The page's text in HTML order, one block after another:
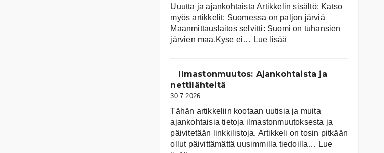
Uuutta ja ajankohtaista Artikkelin sisältö: Katso
myös artikkelit: Suomessa on pal­jon jär­viä
Maanmittauslaitos selvitti: Suomi on tuhansien
järvien maa.Kyse ei… Lue lisää
ja
Ilmastonmuutos: Ajankohtaista ja
nettilähteitä
30.7.2026
Tähän artikkeliin kootaan uutisia ja muita
ajankohtaisia tietoja ilmastonmuutoksesta ja
päivitetään linkkilistoja. Artikkeli on tosin pitkään
ollut päivittämättä uusimmilla tiedoilla… Lue